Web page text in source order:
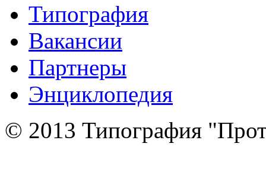
Типография
Вакансии
Партнеры
Энциклопедия
© 2013 Типография